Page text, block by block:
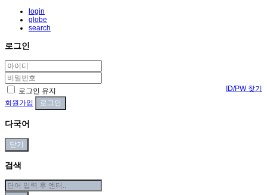
login
globe
search
로그인
ID/PW 찾기
로그인 유지
회원가입
다국어
닫기
검색